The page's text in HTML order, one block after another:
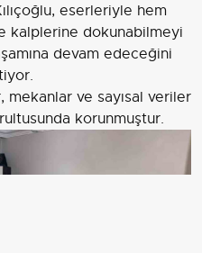
eserleriyle hem
kalplerine dokunabilmeyi
devam edeceğini
ve sayısal veriler
korunmuştur.